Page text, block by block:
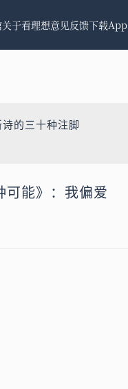
关于看理想意见反馈下载App
的三十种注脚
可能》：我偏爱